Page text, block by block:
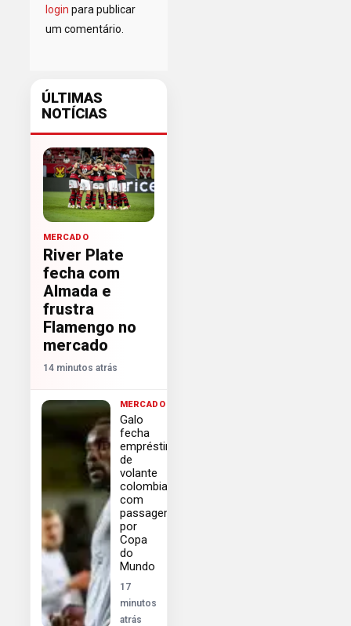
login para publicar
um comentário.
ÚLTIMAS
NOTÍCIAS
MERCADO
River Plate
fecha com
Almada e
frustra
Flamengo no
mercado
14 minutos atrás
MERCADO
Galo
fecha
empréstimo
de
volante
colombiano
com
passagem
por
Copa
do
Mundo
17
minutos
atrás